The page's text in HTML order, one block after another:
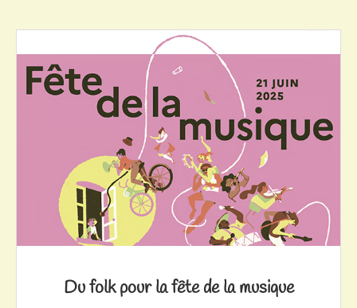
Du folk pour la fête de la musique